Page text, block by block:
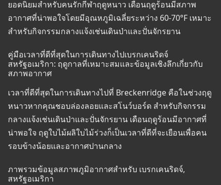
ยอดนิยมสำหรับคนรักกีฬาฤดูหนาว เดือนฤดูร้อนมีสภาพ
อากาศที่น่าพอใจโดยมีอุณหภูมิเฉลี่ยระหว่าง 60-70°F เหมาะ
สำหรับกิจกรรมกลางแจ้งเช่นเดินป่าและปั่นจักรยาน
คู่มือเวลาที่ดีที่สุดในการเดินทางไปเบรกเคนริดจ์
สหรัฐอเมริกา: ฤดูกาลที่เหมาะสมและข้อมูลเชิงลึกเกี่ยวกับ
สภาพอากาศ
เวลาที่ดีที่สุดในการเดินทางไปที่ Breckenridge คือในช่วงฤดู
หนาวหากคุณชอบล่องลอยและสโนว์บอร์ด สำหรับกิจกรรม
กลางแจ้งเช่นเดินป่าและปั่นจักรยาน เดือนฤดูร้อนมีอากาศที่
น่าพอใจ ฤดูใบไม้ผลิใบไม้ร่วงก็เป็นเวลาที่ดีที่จะเยือนเพื่อคน
รอบข้างน้อยและอากาศปานกลาง
ภาพรวมข้อมูลสภาพภูมิอากาศสำหรับ เบรกเคนริดจ์,
สหรัฐอเมริกา